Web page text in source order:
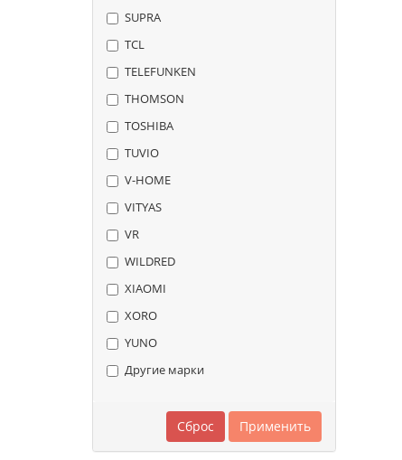
SUPRA
TCL
TELEFUNKEN
THOMSON
TOSHIBA
TUVIO
V-HOME
VITYAS
VR
WILDRED
XIAOMI
XORO
YUNO
Другие марки
Сброс Применить